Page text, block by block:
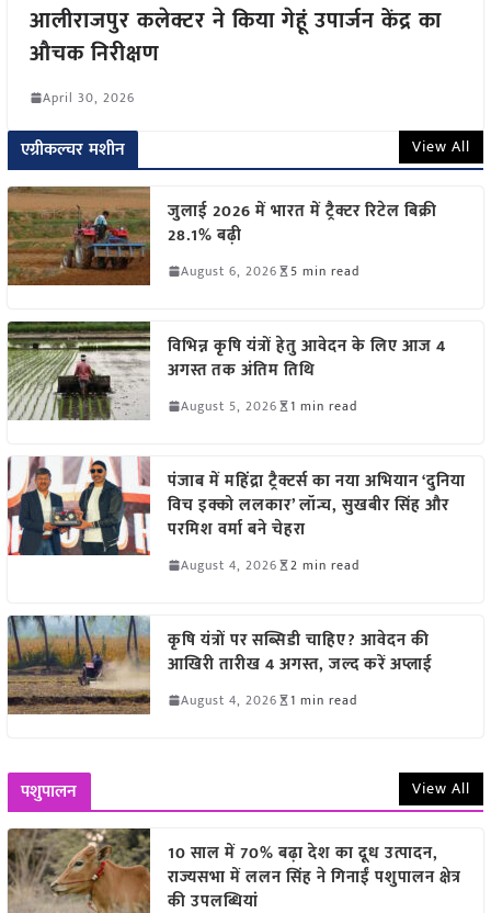
आलीराजपुर कलेक्टर ने किया गेहूं उपार्जन केंद्र का
औचक निरीक्षण
April 30, 2026
एग्रीकल्चर मशीन View All
जुलाई 2026 में भारत में ट्रैक्टर रिटेल बिक्री
28.1% बढ़ी
August 6, 2026 5 min read
विभिन्न कृषि यंत्रों हेतु आवेदन के लिए आज 4
अगस्त तक अंतिम तिथि
August 5, 2026 1 min read
पंजाब में महिंद्रा ट्रैक्टर्स का नया अभियान ‘दुनिया
विच इक्को ललकार’ लॉन्च, सुखबीर सिंह और
परमिश वर्मा बने चेहरा
August 4, 2026 2 min read
कृषि यंत्रों पर सब्सिडी चाहिए? आवेदन की
आखिरी तारीख 4 अगस्त, जल्द करें अप्लाई
August 4, 2026 1 min read
पशुपालन View All
10 साल में 70% बढ़ा देश का दूध उत्पादन,
राज्यसभा में ललन सिंह ने गिनाईं पशुपालन क्षेत्र
की उपलब्धियां